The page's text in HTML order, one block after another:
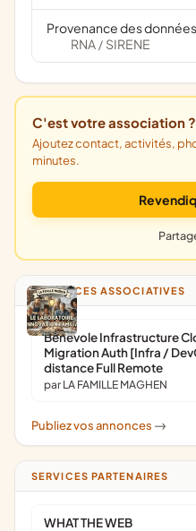
Provenance des données
RNA / SIRENE
C'est votre association ?
Ajoutez contact, activités, photos et annonces. Gratuit, en 5
minutes.
ANNONCES ASSOCIATIVES
Bénévole Infrastructure
Migration Auth [Infra /
distance Full Remote
par LA FAMILLE MAGHEN
Publiez vos annonces ->
SERVICES PARTENAIRES
WHAT THE WEB